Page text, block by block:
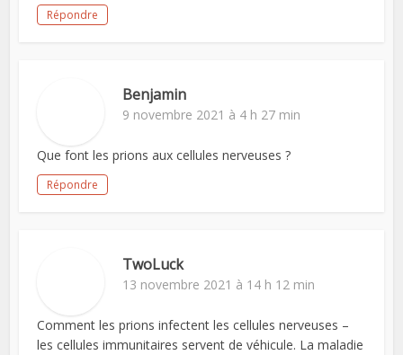
Répondre
Benjamin
9 novembre 2021 à 4 h 27 min
Que font les prions aux cellules nerveuses ?
Répondre
TwoLuck
13 novembre 2021 à 14 h 12 min
Comment les prions infectent les cellules nerveuses –
les cellules immunitaires servent de véhicule. La maladie